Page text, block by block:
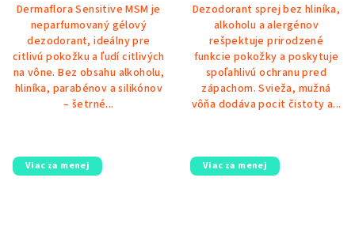
z
5
hviezdičiek.
Dermaflora Sensitive MSM je
neparfumovaný gélový
dezodorant, ideálny pre
citlivú pokožku a ľudí citlivých
na vône. Bez obsahu alkoholu,
hliníka, parabénov a silikónov
– šetrné...
Dezodorant sprej bez hliníka,
alkoholu a alergénov
rešpektuje prirodzené
funkcie pokožky a poskytuje
spoľahlivú ochranu pred
zápachom. Svieža, mužná
vôňa dodáva pocit čistoty a...
Viac za menej Viac za menej